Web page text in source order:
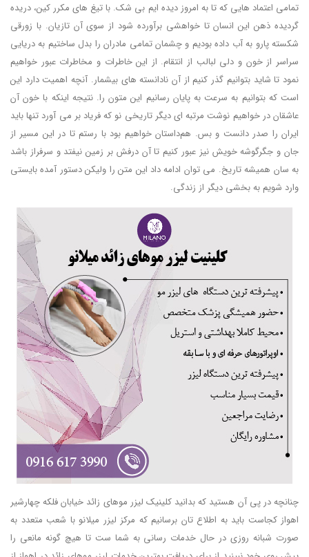
تمامی اعتماد هایی که تا به امروز دیده ایم بی شک. با تیغ های مکرر کین، دریده
گردیده ذهن این انسان تا خواهشی برآورده شود از سوی آن تازیان. با زورقی
شکسته پارو به آب داده بودیم و چشمان تمامی مادران را بدل ساختیم به دریایی
سراسر از خون و دلی لبالب از انتقام. از این خاطرات و مخاطرات عبور خواهیم
نمود تا شاید بتوانیم گذر کنیم از آن نادانسته های بیشمار. آنچه اهمیت دارد این
است که بتوانیم به سرعت به پایان رسانیم این متون را. نتیجه اینکه با خون آن
عاشقان در خواهیم نوشت مرتبه ای دیگر تاریخی نو که فریاد بر می آورد تنها باید
ایران را صدر دانست و بس. هم‌داستان خواهیم بود با رستم تا در این مسیر از
جان و جگرگوشه خویش نیز عبور کنیم تا آن درفش بر زمین نیفتد و سرفراز باشد
به سان همیشه تاریخ. می توان ادامه داد این متن را ولیکن دستور آمده بایستی
وارد شویم به بخشی دیگر از زندگی.
چنانچه در پی آن هستید که بدانید کلینیک لیزر موهای زائد خیابان فلکه چهارشیر
اهواز کجاست باید به اطلاع تان برسانیم که مرکز لیزر میلانو با شعب متعدد به
صورت شبانه روزی در حال خدمات رسانی به شما ست تا هیچ گونه مانعی را